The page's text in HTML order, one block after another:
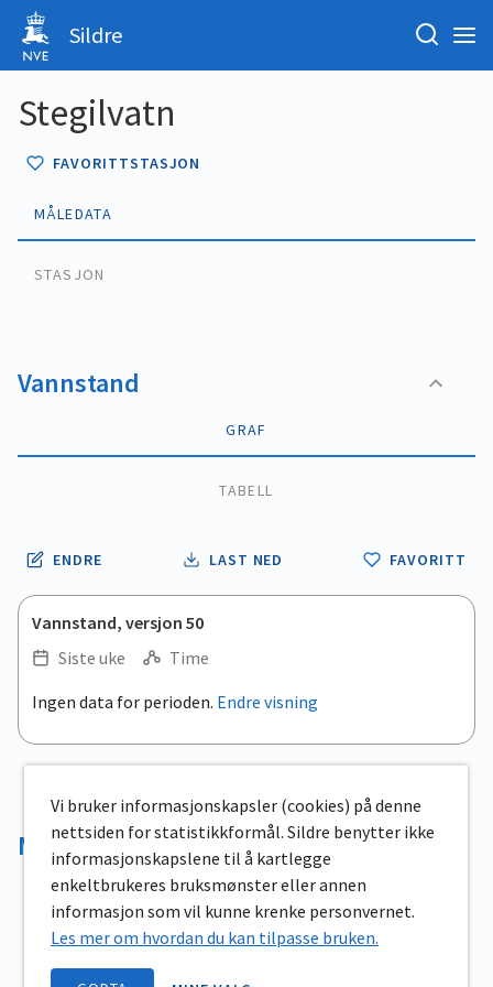
Sildre
Stegilvatn
FAVORITTSTASJON
MÅLEDATA
STASJON
Vannstand
GRAF
TABELL
ENDRE LAST NED FAVORITT
Vannstand, versjon 50
Siste uke
Time
.
View as data table, .
Ingen data for perioden. Endre visning
Magasinvolum
Vi bruker informasjonskapsler (cookies) på denne
nettsiden for statistikkformål. Sildre benytter ikke
informasjonskapslene til å kartlegge
enkeltbrukeres bruksmønster eller annen
informasjon som vil kunne krenke personvernet.
Les mer om hvordan du kan tilpasse bruken.